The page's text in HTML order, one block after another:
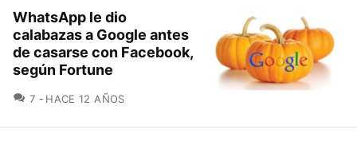
WhatsApp le dio
calabazas a Google antes
de casarse con Facebook,
según Fortune
7 COMENTARIOS
HACE 12 AÑOS